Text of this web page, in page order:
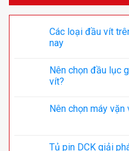
Các loại đầu vít
nay
Nên chọn đầu lục
vít?
Nên chọn máy
Tủ pin DCK giải